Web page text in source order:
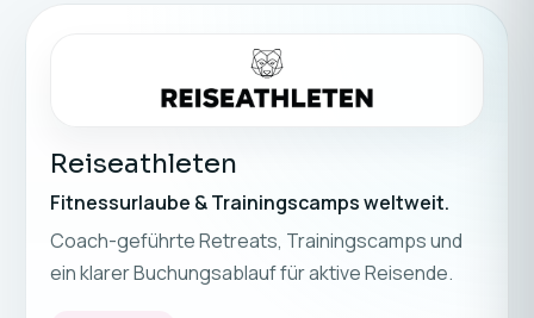
Reiseathleten
Fitnessurlaube & Trainingscamps weltweit.
Coach-geführte Retreats, Trainingscamps und
ein klarer Buchungsablauf für aktive Reisende.